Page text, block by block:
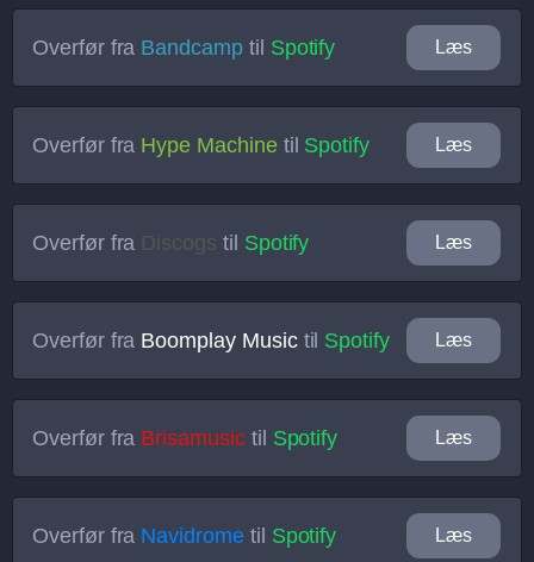
Overfør fra Bandcamptil Spotify Læs
Overfør fra Hype Machinetil Spotify Læs
Overfør fra Discogs til Spotify Læs
Overfør fra Boomplay Musictil Spotify Læs
Overfør fra Brisamusictil Spotify Læs
Overfør fra Navidrometil Spotify Læs